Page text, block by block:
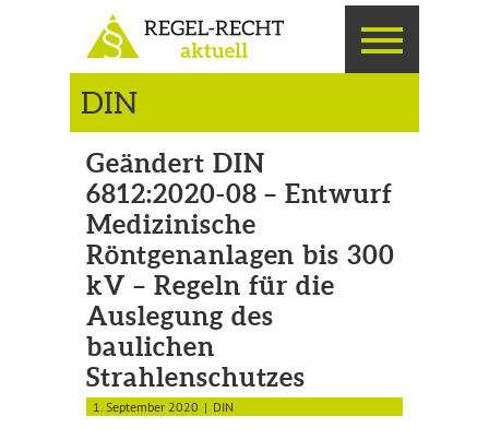
DIN
Geändert DIN
6812:2020-08 – Entwurf
Medizinische
Röntgenanlagen bis 300
kV – Regeln für die
Auslegung des
baulichen
Strahlenschutzes
1. September 2020 DIN